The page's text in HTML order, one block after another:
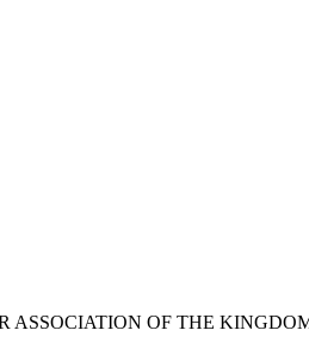
ASSOCIATION OF THE